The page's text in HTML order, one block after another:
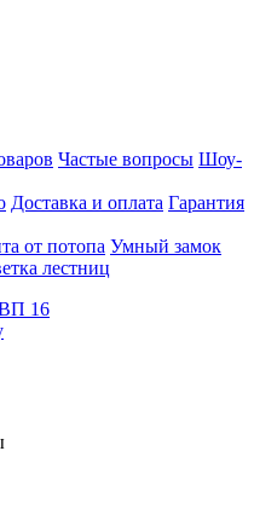
Частые вопросы Шоу-
Доставка и оплата Гарантия
от потопа Умный замок
лестниц
ВП 16